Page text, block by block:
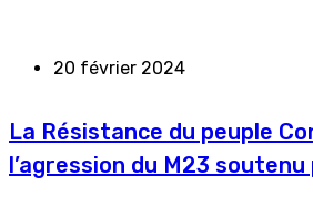
20 février 2024
La Résistance du peuple
l’agression du M23